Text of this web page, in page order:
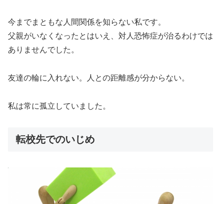
今までまともな人間関係を知らない私です。
父親がいなくなったとはいえ、対人恐怖症が治るわけでは
ありませんでした。
友達の輪に入れない。人との距離感が分からない。
私は常に孤立していました。
転校先でのいじめ